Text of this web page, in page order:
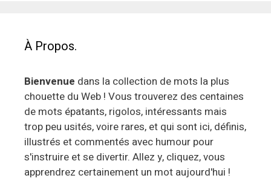
À Propos.
Bienvenue dans la collection de mots la plus
chouette du Web ! Vous trouverez des centaines
de mots épatants, rigolos, intéressants mais
trop peu usités, voire rares, et qui sont ici, définis,
illustrés et commentés avec humour pour
s'instruire et se divertir. Allez y, cliquez, vous
apprendrez certainement un mot aujourd'hui !